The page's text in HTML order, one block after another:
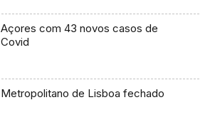
Açores com 43 novos casos de
Covid
Metropolitano de Lisboa fechado